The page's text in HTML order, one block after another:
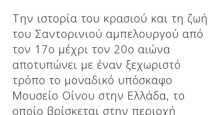
Δείτε μας:
Την ιστορία του κρασιού και τη ζωή
του Σαντορινιού αμπελουργού από
τον 17ο μέχρι τον 20ο αιώνα
αποτυπώνει με έναν ξεχωριστό
τρόπο το μοναδικό υπόσκαφο
Μουσείο Οίνου στην Ελλάδα, το
οποίο βρίσκεται στην περιοχή